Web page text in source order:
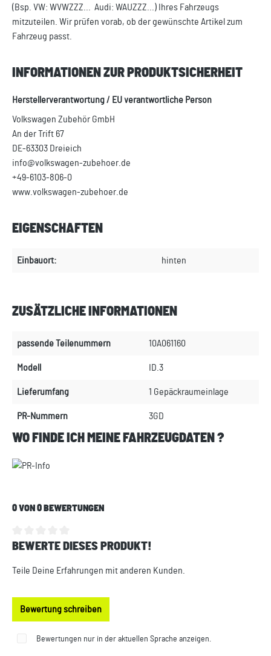
(Bsp. VW: WVWZZZ... Audi: WAUZZZ...) Ihres Fahrzeugs
mitzuteilen. Wir prüfen vorab, ob der gewünschte Artikel zum
Fahrzeug passt.
INFORMATIONEN ZUR PRODUKTSICHERHEIT
Herstellerverantwortung / EU verantwortliche Person
Volkswagen Zubehör GmbH
An der Trift 67
DE-63303 Dreieich
info@volkswagen-zubehoer.de
+49-6103-806-0
www.volkswagen-zubehoer.de
EIGENSCHAFTEN
Einbauort: hinten
ZUSÄTZLICHE INFORMATIONEN
passende Teilenummern 10A061160
Modell ID.3
Lieferumfang 1 Gepäckraumeinlage
PR-Nummern 3GD
WO FINDE ICH MEINE FAHRZEUGDATEN ?
0 VON 0 BEWERTUNGEN
Durchschnittliche Bewertung von 0 von 5 Sternen
BEWERTE DIESES PRODUKT!
Teile Deine Erfahrungen mit anderen Kunden.
Bewertung schreiben
Bewertungen nur in der aktuellen Sprache anzeigen.